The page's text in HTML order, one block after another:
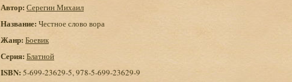
Автор: Серегин Михаил
Название: Честное слово вора
Жанр: Боевик
Серия: Блатной
ISBN:5-699-23629-5, 978-5-699-23629-9